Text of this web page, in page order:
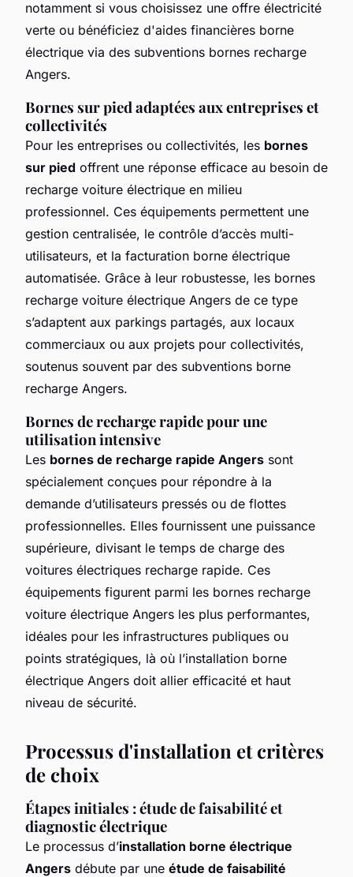
notamment si vous choisissez une offre électricité
verte ou bénéficiez d'aides financières borne
électrique via des subventions bornes recharge
Angers.
Bornes sur pied adaptées aux entreprises et
collectivités
Pour les entreprises ou collectivités, les bornes
sur pied offrent une réponse efficace au besoin de
recharge voiture électrique en milieu
professionnel. Ces équipements permettent une
gestion centralisée, le contrôle d’accès multi-
utilisateurs, et la facturation borne électrique
automatisée. Grâce à leur robustesse, les bornes
recharge voiture électrique Angers de ce type
s’adaptent aux parkings partagés, aux locaux
commerciaux ou aux projets pour collectivités,
soutenus souvent par des subventions borne
recharge Angers.
Bornes de recharge rapide pour une
utilisation intensive
Les bornes de recharge rapide Angers sont
spécialement conçues pour répondre à la
demande d’utilisateurs pressés ou de flottes
professionnelles. Elles fournissent une puissance
supérieure, divisant le temps de charge des
voitures électriques recharge rapide. Ces
équipements figurent parmi les bornes recharge
voiture électrique Angers les plus performantes,
idéales pour les infrastructures publiques ou
points stratégiques, là où l’installation borne
électrique Angers doit allier efficacité et haut
niveau de sécurité.
Processus d'installation et critères
de choix
Étapes initiales : étude de faisabilité et
diagnostic électrique
Le processus d’installation borne électrique
Angers débute par une étude de faisabilité